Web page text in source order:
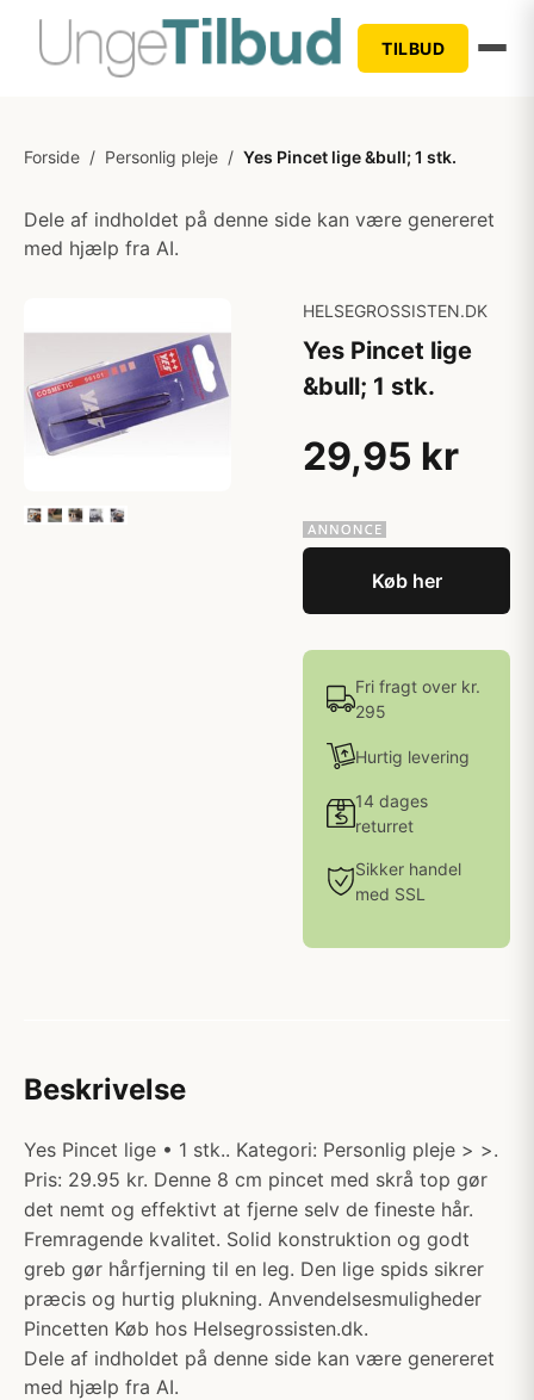
TILBUD
Forside / Personlig pleje / Yes Pincet lige &bull; 1 stk.
Dele af indholdet på denne side kan være genereret
med hjælp fra AI.
HELSEGROSSISTEN.DK
Yes Pincet lige
&bull; 1 stk.
29,95 kr
Køb her
Fri fragt over kr.
295
Hurtig levering
14 dages
returret
Sikker handel
med SSL
Beskrivelse
Yes Pincet lige • 1 stk.. Kategori: Personlig pleje > >.
Pris: 29.95 kr. Denne 8 cm pincet med skrå top gør
det nemt og effektivt at fjerne selv de fineste hår.
Fremragende kvalitet. Solid konstruktion og godt
greb gør hårfjerning til en leg. Den lige spids sikrer
præcis og hurtig plukning. Anvendelsesmuligheder
Pincetten Køb hos Helsegrossisten.dk.
Dele af indholdet på denne side kan være genereret
med hjælp fra AI.